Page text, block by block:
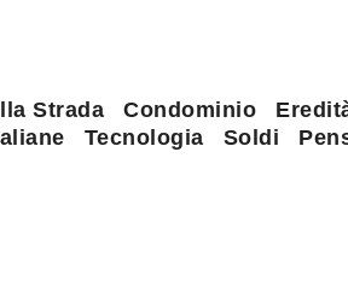
Strada Condominio
Tecnologia Soldi